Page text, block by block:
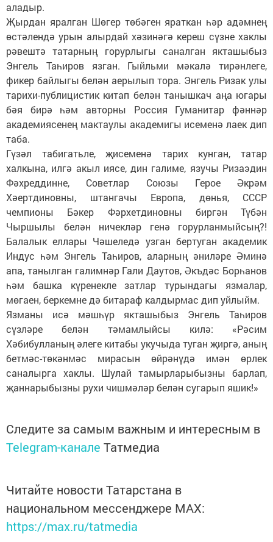
аладыр.
Җырдан яралган Шөгер төбәген яраткан һәр адәмнең
өстәлендә урын алырдай хәзинәгә кереш сүзне хаклы
рәвештә татарның горурлыгы саналган якташыбыз
Энгель Таһиров язган. Гыйльми мәкалә тирәнлеге,
фикер байлыгы белән аерылып тора. Энгель Ризак улы
тарихи-публицистик китап белән танышкач аңа югары
бәя бирә һәм авторны Россия Гуманитар фәннәр
академиясенең мактаулы академигы исеменә лаек дип
таба.
Гүзәл табигатьле, җисеменә тарих кунган, татар
халкына, илгә акыл иясе, дин галиме, язучы Ризаэдин
Фәхреддинне, Советлар Союзы Герое Әкрәм
Хәертдиновны, штангачы Европа, дөнья, СССР
чемпионы Бәкер Фәрхетдиновны биргән Түбән
Чыршылы белән ничекләр генә горурланмыйсың?!
Балалык еллары Чәшеледә узган бертуган академик
Индус һәм Энгель Таһиров, аларның әниләре Әминә
апа, танылган галимнәр Гали Даутов, Әкъдәс Борһанов
һәм башка күренекле затлар турындагы язмалар,
мөгаен, беркемне дә битараф калдырмас дип уйлыйм.
Язманы исә мәшһүр якташыбыз Энгель Таһиров
сүзләре белән тәмамлыйсы килә: «Рәсим
Хәбибулланың әлеге китабы укучыда туган җиргә, аның
бетмәс-төкәнмәс мирасын өйрәнүдә имән өрлек
саналырга хаклы. Шулай тамырларыбызны барлап,
җаннарыбызны рухи чишмәләр белән сугарып яшик!»
Следите за самым важным и интересным в
Telegram-канале Татмедиа
Читайте новости Татарстана в
национальном мессенджере MАХ:
https://max.ru/tatmedia